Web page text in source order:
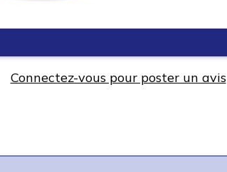
Connectez-vous pour poster un avis